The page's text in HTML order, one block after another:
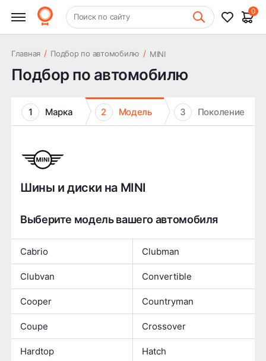
+7 (831) 261-35-35 Шиномонтаж
Поиск по сайту
0
Главная / Подбор по автомобилю / MINI
Подбор по автомобилю
1 Марка 2 Модель 3 Поколение
Шины и диски на MINI
Выберите модель вашего автомобиля
Cabrio Clubman
Clubvan Convertible
Cooper Countryman
Coupe Crossover
Hardtop Hatch